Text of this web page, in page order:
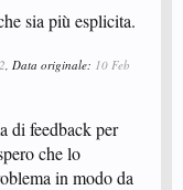
sia più esplicita.
, Data originale: 10 Feb
di feedback per
che lo
in modo da